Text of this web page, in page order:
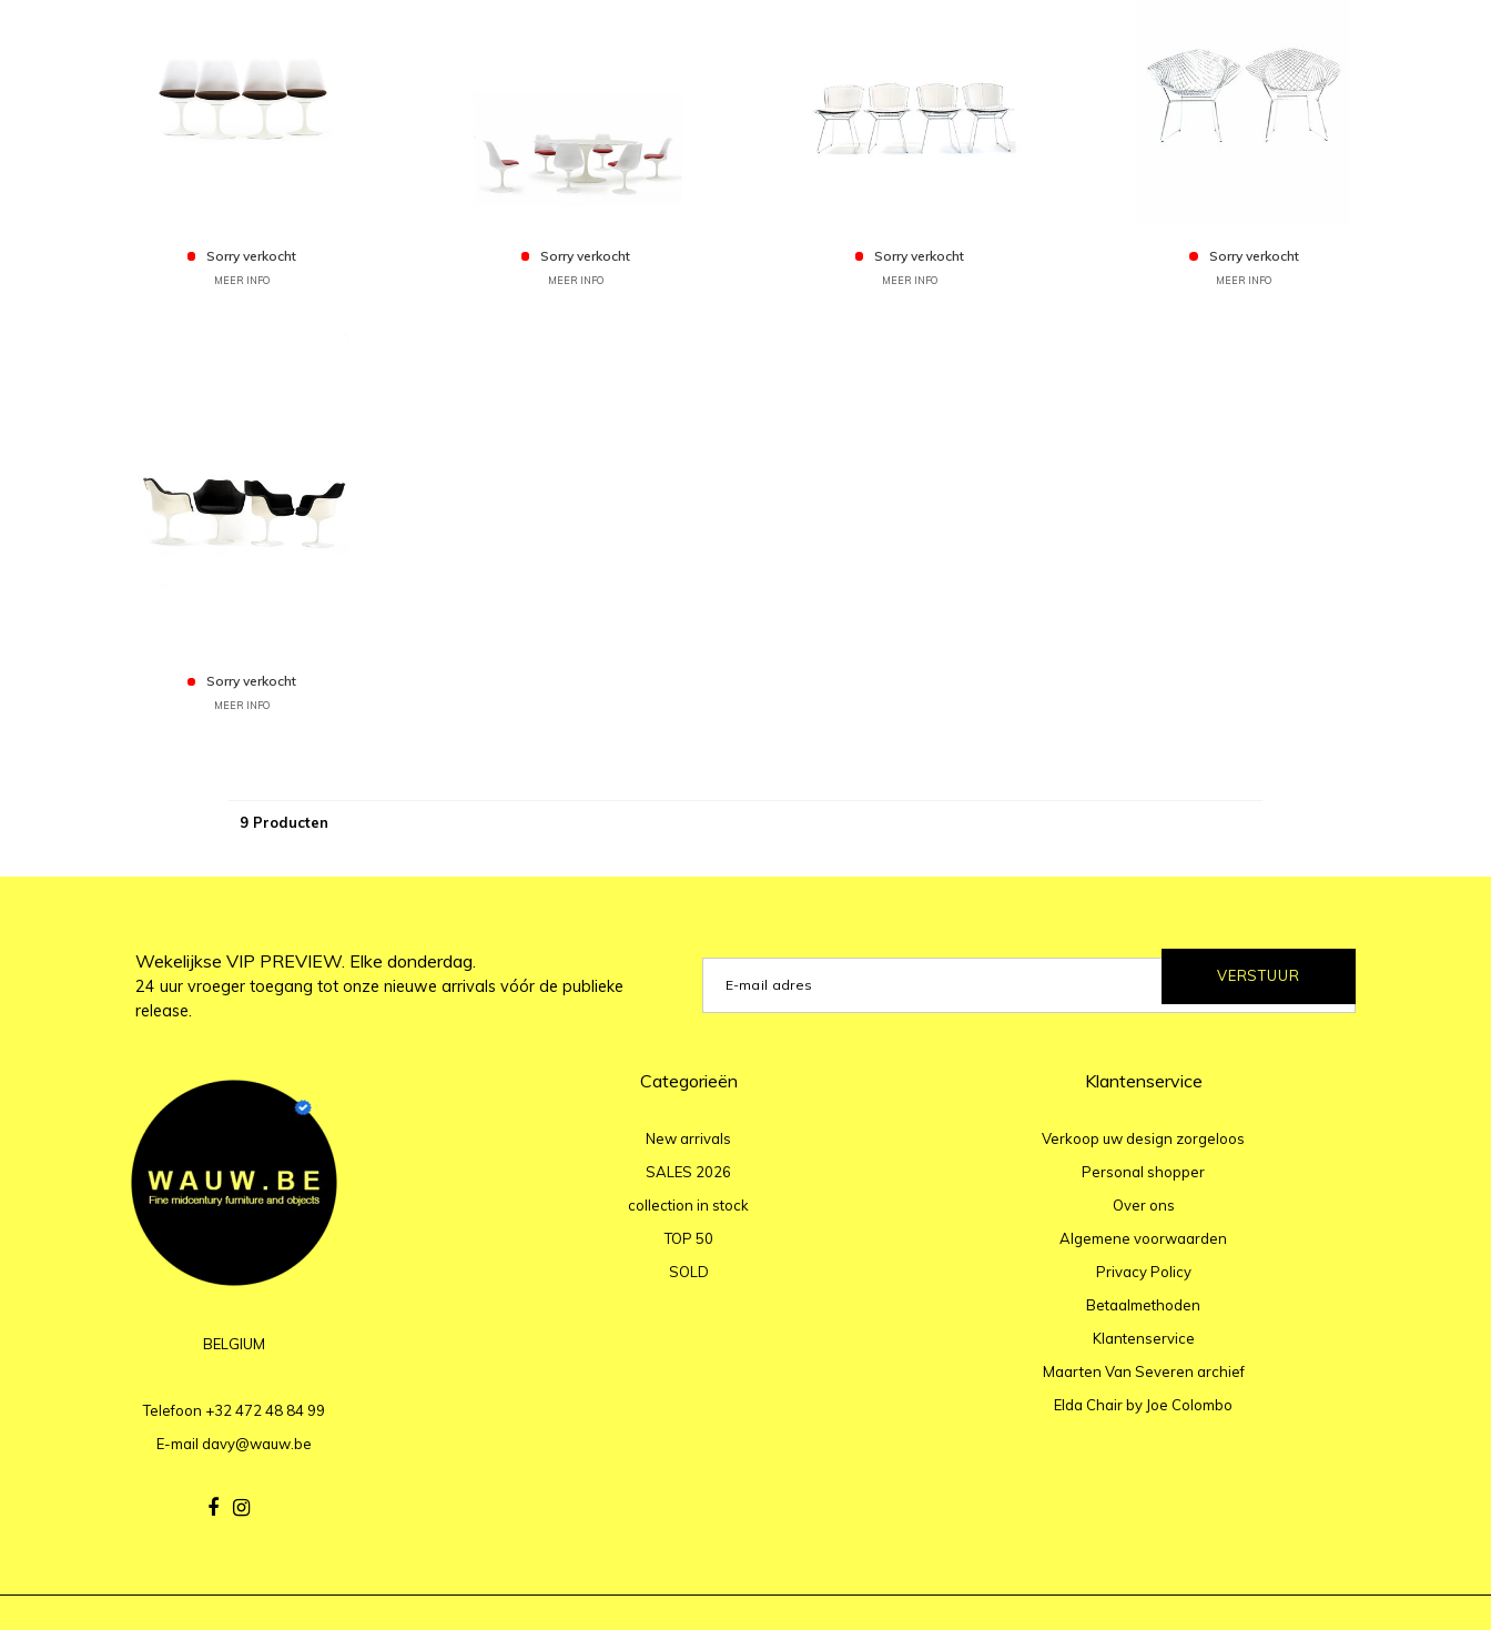
Sorry verkocht
MEER INFO
Sorry verkocht
MEER INFO
Sorry verkocht
MEER INFO
Sorry verkocht
MEER INFO
Sorry verkocht
MEER INFO
9 Producten
Wekelijkse VIP PREVIEW. Elke donderdag.
24 uur vroeger toegang tot onze nieuwe arrivals vóór de publieke
release.
VERSTUUR
BELGIUM
Telefoon +32 472 48 84 99
E-mail davy@wauw.be
Categorieën
New arrivals
SALES 2026
collection in stock
TOP 50
SOLD
Klantenservice
Verkoop uw design zorgeloos
Personal shopper
Over ons
Algemene voorwaarden
Privacy Policy
Betaalmethoden
Klantenservice
Maarten Van Severen archief
Elda Chair by Joe Colombo